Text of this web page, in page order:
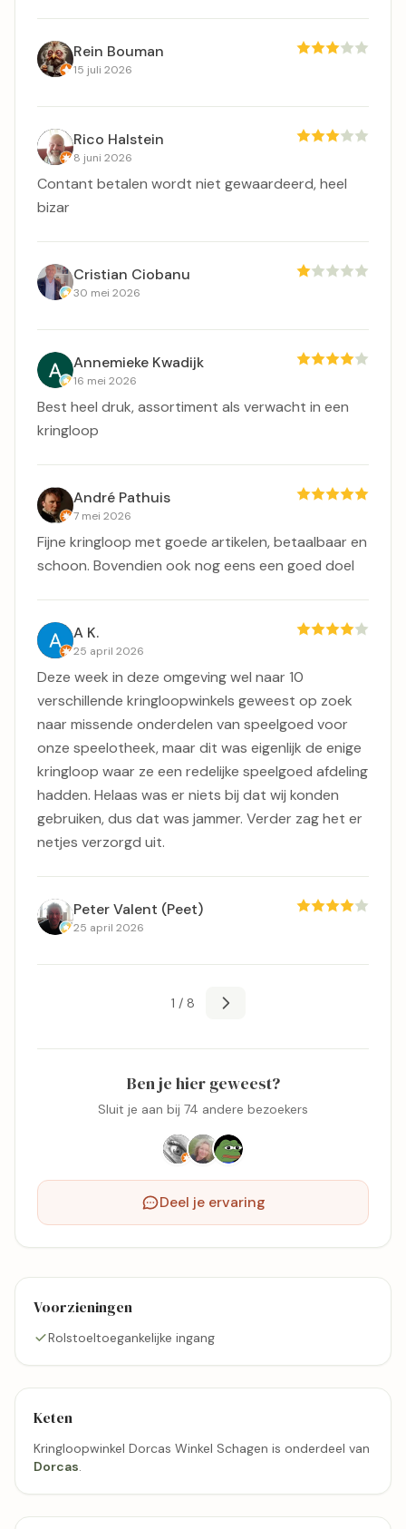
Rein Bouman
15 juli 2026
Rico Halstein
8 juni 2026
Contant betalen wordt niet gewaardeerd, heel
bizar
Cristian Ciobanu
30 mei 2026
Annemieke Kwadijk
16 mei 2026
Best heel druk, assortiment als verwacht in een
kringloop
André Pathuis
7 mei 2026
Fijne kringloop met goede artikelen, betaalbaar en
schoon. Bovendien ook nog eens een goed doel
A K.
25 april 2026
Deze week in deze omgeving wel naar 10
verschillende kringloopwinkels geweest op zoek
naar missende onderdelen van speelgoed voor
onze speelotheek, maar dit was eigenlijk de enige
kringloop waar ze een redelijke speelgoed afdeling
hadden. Helaas was er niets bij dat wij konden
gebruiken, dus dat was jammer. Verder zag het er
netjes verzorgd uit.
Peter Valent (Peet)
25 april 2026
1 / 8
Ben je hier geweest?
Sluit je aan bij 74 andere bezoekers
Deel je ervaring
Voorzieningen
Rolstoeltoegankelijke ingang
Keten
Kringloopwinkel Dorcas Winkel Schagen is onderdeel van
Dorcas